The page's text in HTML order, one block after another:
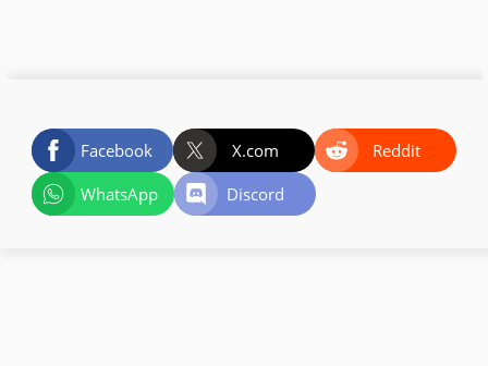
Facebook X.com
Reddit
WhatsApp
Discord